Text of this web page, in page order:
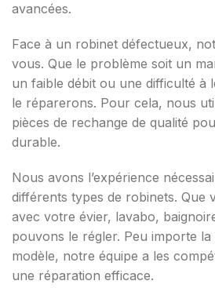
avancées.
Face à un robinet défectueux,
vous. Que le problème soit un
un faible débit ou une difficulté
le réparerons. Pour cela, nous
pièces de rechange de qualité
durable.
Nous avons l’expérience
différents types de robinets. Que
avec votre évier, lavabo,
pouvons le régler. Peu importe
modèle, notre équipe a les
une réparation efficace.